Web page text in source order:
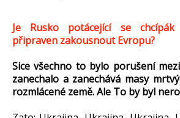
Je Rusko potácející se
připraven zakousnout Evropu?
Sice všechno to bylo porušení
zanechalo a zanechává masy
rozmlácené země. Ale To by byl